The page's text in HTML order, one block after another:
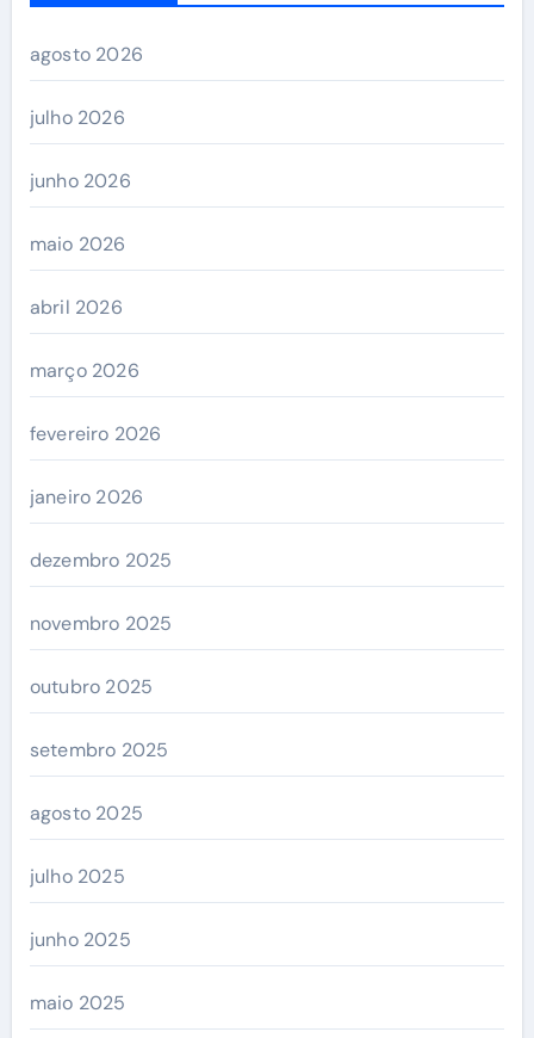
agosto 2026
julho 2026
junho 2026
maio 2026
abril 2026
março 2026
fevereiro 2026
janeiro 2026
dezembro 2025
novembro 2025
outubro 2025
setembro 2025
agosto 2025
julho 2025
junho 2025
maio 2025